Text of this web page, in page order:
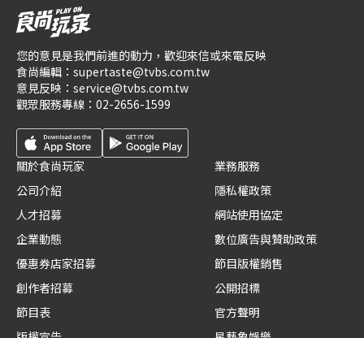
您的意見是我們前進的動力，歡迎來信或來電反映
食尚編輯： supertaste@tvbs.com.tw
意見反映： service@tvbs.com.tw
觀眾服務專線： 02-2656-1599
關於食尚玩家
公司介紹
人才招募
企業動態
優惠券店家招募
創作者招募
節目表
業務服務
隱私權政策
網站使用協定
數位廣告與贊助政策
節目版權銷售
公開招標
官方聲明